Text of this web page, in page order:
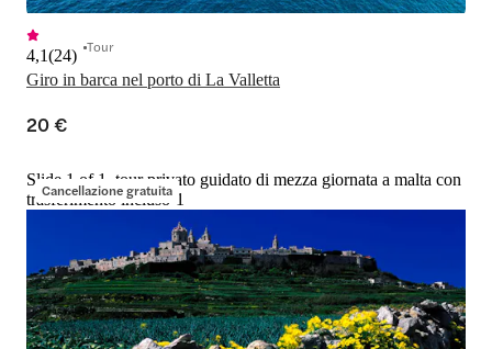
Giro in barca nel porto di La Valletta
4,1(24) Tour
20 €
Cancellazione gratuita
Slide 1 of 1, tour privato guidato di mezza giornata a malta con
trasferimento incluso-1